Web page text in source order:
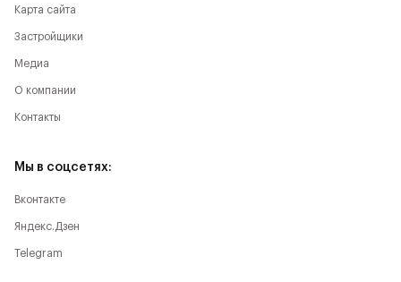
Карта сайта
Застройщики
Медиа
О компании
Контакты
Мы в соцсетях:
Вконтакте
Яндекс.Дзен
Telegram